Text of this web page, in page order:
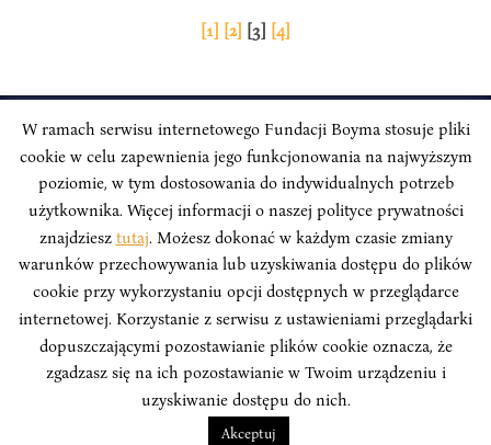
Stronicowanie
[1] [2] [3] [4]
INSTYTUT BOYMA / Asian Century
Adres korespondencyjny: ul. Freta 11/5, 00-027 Warszawa
Odwiedź nas w mediach społecznościowych:
INSTYTUT BOYMA. WSZELKIE PRAWA ZASTRZEŻONE.Polityka
Prywatności Serwisu Polityka Prywatności Fundacji
Beata Świerczyńska , development
W ramach serwisu internetowego Fundacji Boyma stosuje pliki
cookie w celu zapewnienia jego funkcjonowania na najwyższym
poziomie, w tym dostosowania do indywidualnych potrzeb
użytkownika. Więcej informacji o naszej polityce prywatności
znajdziesz tutaj. Możesz dokonać w każdym czasie zmiany
warunków przechowywania lub uzyskiwania dostępu do plików
cookie przy wykorzystaniu opcji dostępnych w przeglądarce
internetowej. Korzystanie z serwisu z ustawieniami przeglądarki
dopuszczającymi pozostawianie plików cookie oznacza, że
zgadzasz się na ich pozostawianie w Twoim urządzeniu i
uzyskiwanie dostępu do nich.
Akceptuj